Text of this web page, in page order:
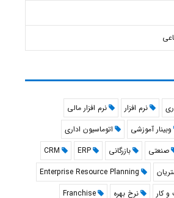
نرم افزار
نرم افزار مالی
وبینار آموزشی
اتوماسیون اداری
صنعتی بازرگانی ERP
CRM
Enterprise Resource Planning
کار
نرخ بهره
Franchise